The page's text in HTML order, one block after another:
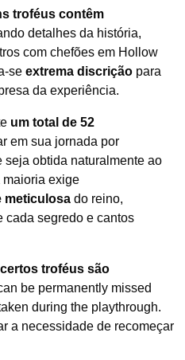
troféus contêm
detalhes da história,
com chefões em Hollow
se extrema discrição para
da experiência.
um total de 52
em sua jornada por
seja obtida naturalmente ao
maioria exige
meticulosa do reino,
cada segredo e cantos
certos troféus são
be permanently missed
during the playthrough.
a necessidade de recomeçar